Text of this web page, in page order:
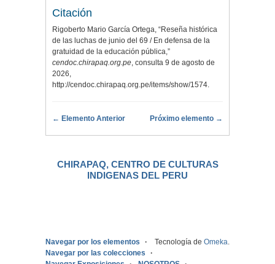
Citación
Rigoberto Mario García Ortega, “Reseña histórica
de las luchas de junio del 69 / En defensa de la
gratuidad de la educación pública,”
cendoc.chirapaq.org.pe, consulta 9 de agosto de
2026,
http://cendoc.chirapaq.org.pe/items/show/1574.
← Elemento Anterior Próximo elemento →
CHIRAPAQ, CENTRO DE CULTURAS
INDIGENAS DEL PERU
Navegar por los elementos
Navegar por las colecciones
Tecnología de Omeka.